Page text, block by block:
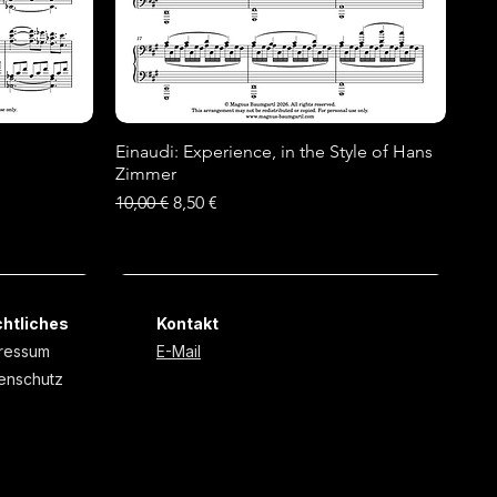
Schnellansicht
Einaudi: Experience, in the Style of Hans
Zimmer
Standardpreis
10,00 € Sale-Preis
8,50 €
Kontakt
E-Mail